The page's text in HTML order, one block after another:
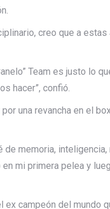
creo que a
Team es justo lo
hacer”, confió.
una revancha en el
memoria,
mi primera pelea y
ex campeón del mundo